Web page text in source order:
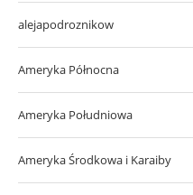
alejapodroznikow
Ameryka Północna
Ameryka Południowa
Ameryka Środkowa i Karaiby